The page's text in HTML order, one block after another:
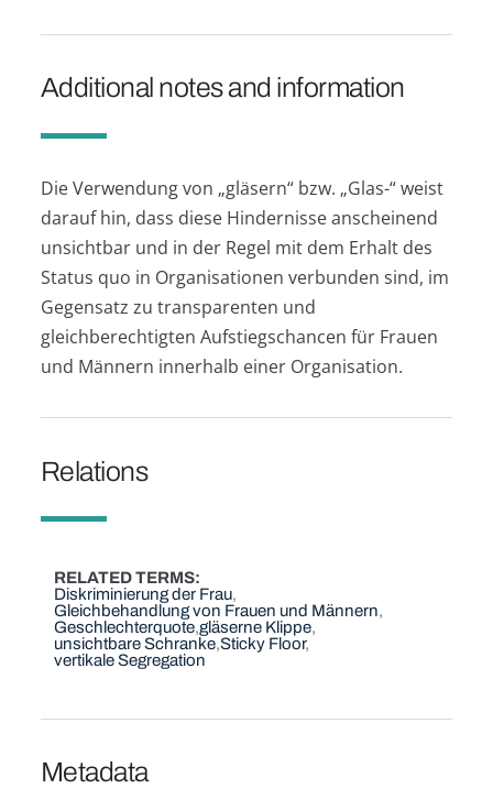
Additional notes and information
Die Verwendung von „gläsern“ bzw. „Glas-“ weist
darauf hin, dass diese Hindernisse anscheinend
unsichtbar und in der Regel mit dem Erhalt des
Status quo in Organisationen verbunden sind, im
Gegensatz zu transparenten und
gleichberechtigten Aufstiegschancen für Frauen
und Männern innerhalb einer Organisation.
Relations
RELATED TERMS
Diskriminierung der Frau
Gleichbehandlung von Frauen und Männern
Geschlechterquote gläserne Klippe
unsichtbare Schranke Sticky Floor
vertikale Segregation
Metadata